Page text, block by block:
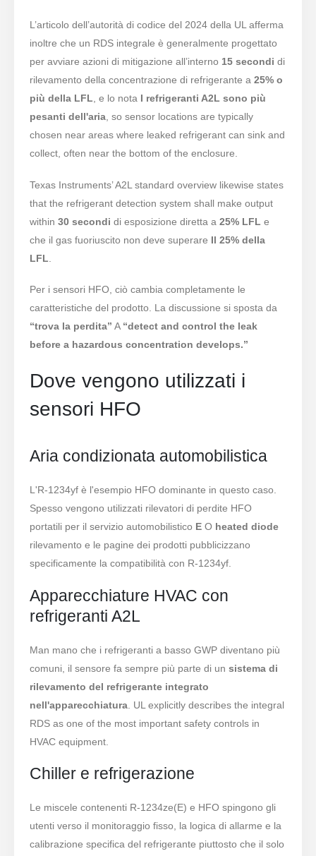
L’articolo dell’autorità di codice del 2024 della UL afferma
inoltre che un RDS integrale è generalmente progettato
per avviare azioni di mitigazione all’interno 15 secondi di
rilevamento della concentrazione di refrigerante a25% o
più della LFL, e lo nota I refrigeranti A2L sono più
pesanti dell'aria, so sensor locations are typically
chosen near areas where leaked refrigerant can sink and
collect, often near the bottom of the enclosure.
Texas Instruments’ A2L standard overview likewise states
that the refrigerant detection system shall make output
within 30 secondi di esposizione diretta a25% LFL e
che il gas fuoriuscito non deve superare Il 25% della
LFL
Per i sensori HFO, ciò cambia completamente le
caratteristiche del prodotto. La discussione si sposta da
“trova la perdita” A “detect and control the leak
before a hazardous concentration develops.”
Dove vengono utilizzati i
sensori HFO
Aria condizionata automobilistica
L'R-1234yf è l'esempio HFO dominante in questo caso.
Spesso vengono utilizzati rilevatori di perdite HFO
portatili per il servizio automobilistico E O heated diode
rilevamento e le pagine dei prodotti pubblicizzano
specificamente la compatibilità con R-1234yf.
Apparecchiature HVAC con
refrigeranti A2L
Man mano che i refrigeranti a basso GWP diventano più
comuni, il sensore fa sempre più parte di unsistema di
rilevamento del refrigerante integrato
nell'apparecchiatura . UL explicitly describes the integral
RDS as one of the most important safety controls in
HVAC equipment.
Chiller e refrigerazione
Le miscele contenenti R-1234ze(E) e HFO spingono gli
utenti verso il monitoraggio fisso, la logica di allarme e la
calibrazione specifica del refrigerante piuttosto che il solo
: No.299 Jinsuo Road, National High-Tech Zone, Zhengzhou
0086-371-67169097
WhatsApp: +8618595618735
WeChat : 18569903598
WeChat
Prodotti caldi
Sensore R290
Sensore R454B
Sensore R410
Sensore R454B
Rilevamento delle perdite del
refrigerante per i sistemi HVAC
Monitoraggio del refrigerante della
catena fredda